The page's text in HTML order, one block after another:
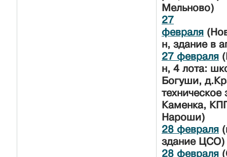
Мельново)
27
февраля
н, здание в
27 февраля
н, 4 лота:
Богуши,
техническое
Каменка,
Нароши)
28 февраля
здание ЦСО)
28 февраля